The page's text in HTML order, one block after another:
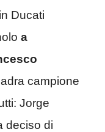
Ducati
a
campione
Jorge
deciso di